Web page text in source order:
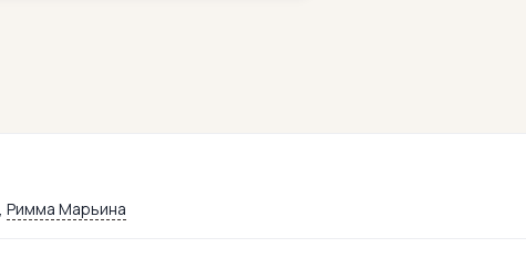
, Римма Марьина